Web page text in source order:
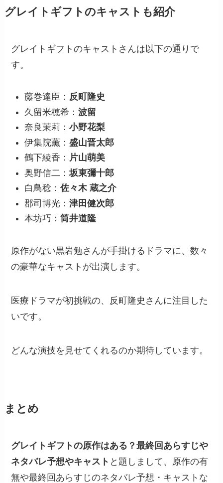
グレイトギフトのキャストも紹介
グレイトギフトのキャストさんは以下の通りで
す。
藤巻達臣： 反町隆史
久留米穂希：波留
奈良茉莉：小野花梨
伊集院薫：盛山晋太郎
鶴下綾香： 片山萌美
奥野信二：坂東彌十郎
白鳥稔：佐々木 蔵之介
郡司博光：津田健次郎
本坊巧：筒井道隆
原作がない黒岩勉さんが手掛けるドラマに、数々
の豪華なキャストが出演します。
医療ドラマが初挑戦の、反町隆史さんに注目した
いです。
どんな演技を見せてくれるのか期待しています。
まとめ
グレイトギフトの原作はある？最終回あらすじや
ネタバレ予想やキャスト と題しまして、原作の有
無や最終回あらすじのネタバレ予想・キャストな